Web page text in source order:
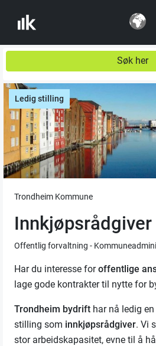
Søk her
Ledig stilling
Trondheim Kommune
Innkjøpsrådgiver
Offentlig forvaltning -
Har du interesse foroffentlige
lage gode kontrakter til nytte for
Trondheim bydrift har nå ledig
stilling som innkjøpsrådgiver. Vi
stor arbeidskapasitet, evne til å